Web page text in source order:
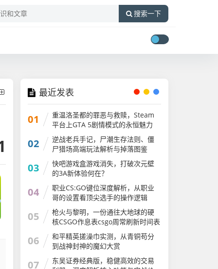
搜索一下
最近发表
01
重温洛圣都的罪恶与救赎，Steam
平台上GTA 5剧情模式的永恒魅力
GTA剧情大合集
02
逆战老兵手记，尸潮生存法则、僵
尸猎场高端玩法解析与掉落图鉴
03
快吧游戏盒游戏消失，打破次元壁
的3A新体验何在？
04
职业CS:GO键位深度解析，从职业
哥的设置看顶尖选手的操作逻辑
csgo键位说明图片
05
枪火与黎明，一份通往大地球的硬
核CSGO作息表csgo周常刷新时间表
06
和平精英搓澡巾实测，从青铜苟分
到战神封神的魔幻大赏
07
东吴证券经典版，稳健高效的交易